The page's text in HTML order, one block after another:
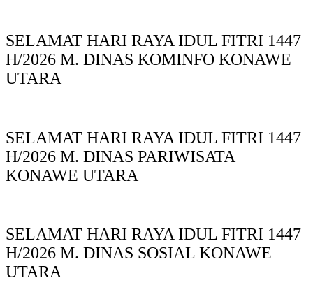
SELAMAT HARI RAYA IDUL FITRI 1447
H/2026 M. DINAS KOMINFO KONAWE
UTARA
SELAMAT HARI RAYA IDUL FITRI 1447
H/2026 M. DINAS PARIWISATA
KONAWE UTARA
SELAMAT HARI RAYA IDUL FITRI 1447
H/2026 M. DINAS SOSIAL KONAWE
UTARA